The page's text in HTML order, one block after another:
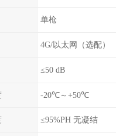
单枪
4G/以太网（选配）
≤50 dB
-20℃～+50℃
≤95%PH 无凝结